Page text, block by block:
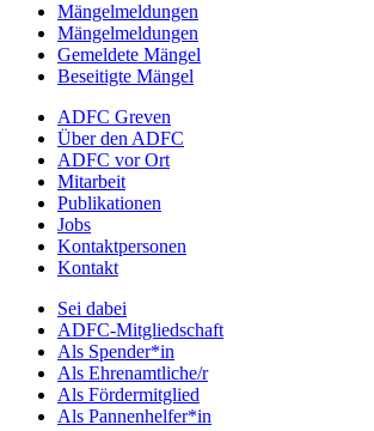
Mängelmeldungen
Mängelmeldungen
Gemeldete Mängel
Beseitigte Mängel
ADFC Greven
Über den ADFC
ADFC vor Ort
Mitarbeit
Publikationen
Jobs
Kontaktpersonen
Kontakt
Sei dabei
ADFC-Mitgliedschaft
Als Spender*in
Als Ehrenamtliche/r
Als Fördermitglied
Als Pannenhelfer*in